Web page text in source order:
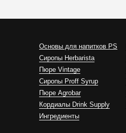
Основы для напитков PS
Сиропы Herbarista
Пюре Vintage
Cиропы Proff Syrup
Пюре Agrobar
Кордиалы Drink Supply
Ингредиенты